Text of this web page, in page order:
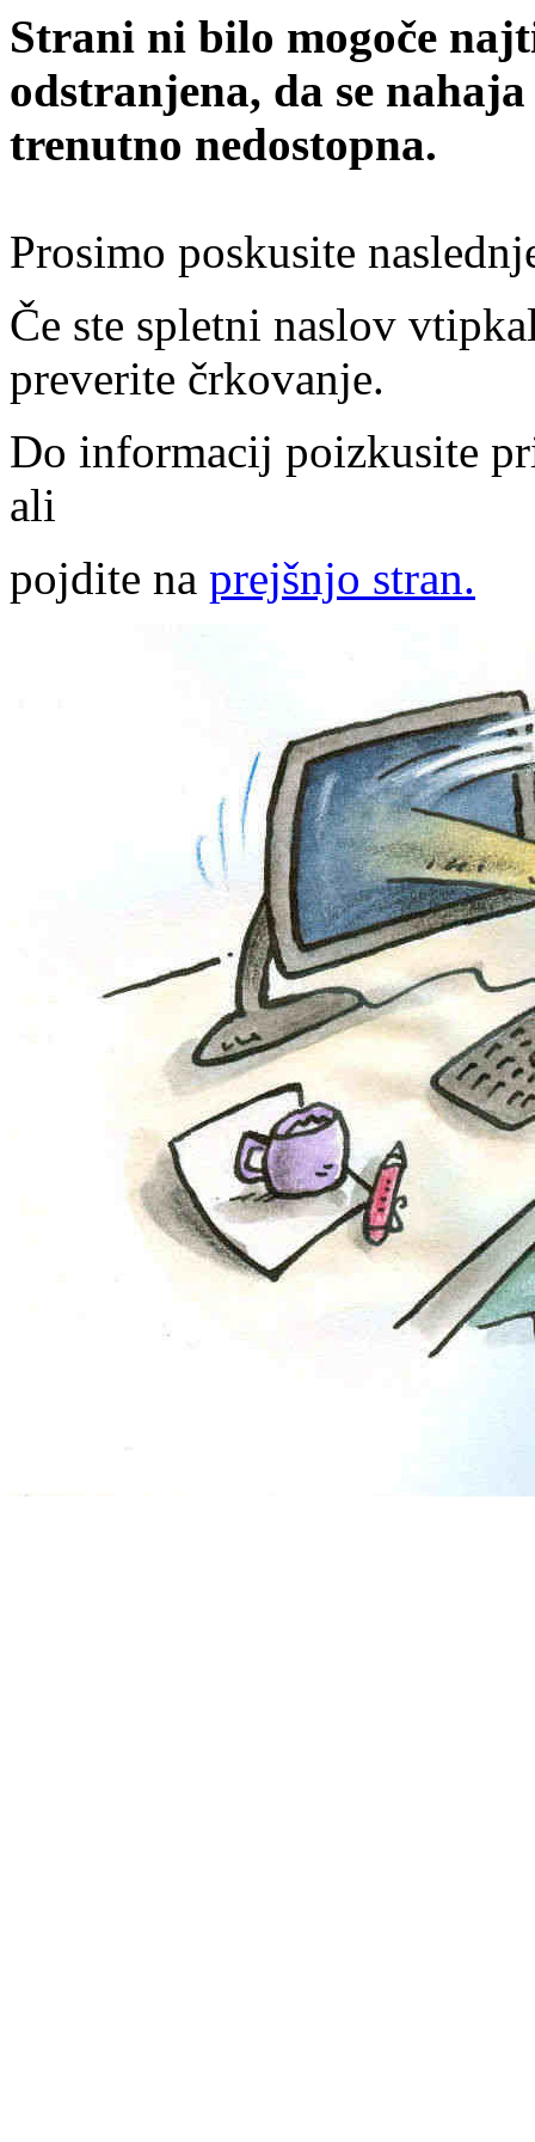
Strani ni bilo mogoče
odstranjena, da se
trenutno nedostopna.
Prosimo poskusite
Če ste spletni naslov
preverite črkovanje.
Do informacij poizkusite
ali
pojdite na prejšnjo stran.